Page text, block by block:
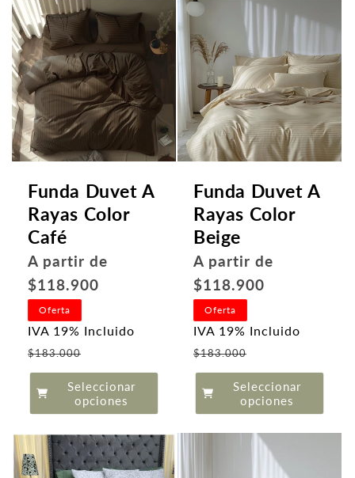
Funda Duvet A
Rayas Color
Café
Precio
habitual
A partir de
$118.900
Oferta
IVA 19% Incluido
$183.000
de
oferta
Seleccionar
opciones
Funda Duvet A
Rayas Color
Beige
Precio
habitual
A partir de
$118.900
Oferta
IVA 19% Incluido
$183.000
de
oferta
Seleccionar
opciones